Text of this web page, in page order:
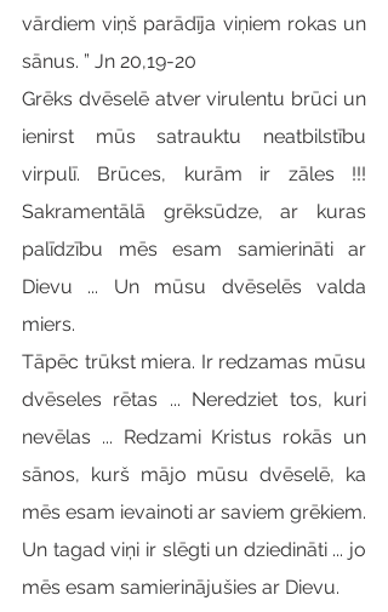
vārdiem viņš parādīja viņiem rokas un
sānus. ” Jn 20,19-20
Grēks dvēselē atver virulentu brūci un
ienirst mūs satrauktu neatbilstību
virpulī. Brūces, kurām ir zāles !!!
Sakramentālā grēksūdze, ar kuras
palīdzību mēs esam samierināti ar
Dievu ... Un mūsu dvēselēs valda
miers.
Tāpēc trūkst miera. Ir redzamas mūsu
dvēseles rētas ... Neredziet tos, kuri
nevēlas ... Redzami Kristus rokās un
sānos, kurš mājo mūsu dvēselē, ka
mēs esam ievainoti ar saviem grēkiem.
Un tagad viņi ir slēgti un dziedināti ... jo
mēs esam samierinājušies ar Dievu.